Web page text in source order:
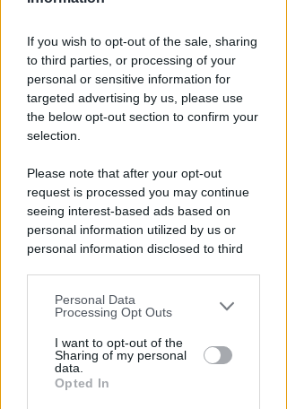
If you wish to opt-out of the sale, sharing
to third parties, or processing of your
personal or sensitive information for
targeted advertising by us, please use
the below opt-out section to confirm your
selection.
Please note that after your opt-out
request is processed you may continue
seeing interest-based ads based on
personal information utilized by us or
personal information disclosed to third
You may separately opt-out of the further
disclosure of your personal information
by third parties on the IAB’s list of
downstream participants.
Personal Data
Processing Opt Outs
I want to opt-out of the
Sharing of my personal
data.
Opted In
NO A PISCINE E TERRAZZE
Piano Arenile. Renzi (FdI):
maldestro tentativo di
urbanizzare la spiaggia